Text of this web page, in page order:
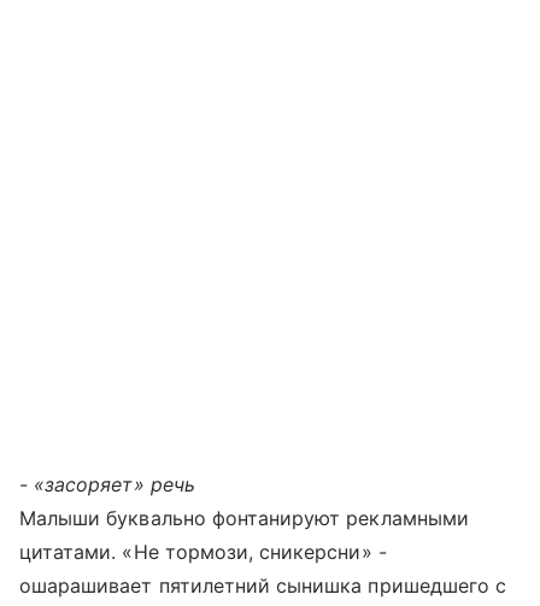
- «засоряет» речь
Малыши буквально фонтанируют рекламными
цитатами. «Не тормози, сникерсни» -
ошарашивает пятилетний сынишка пришедшего с